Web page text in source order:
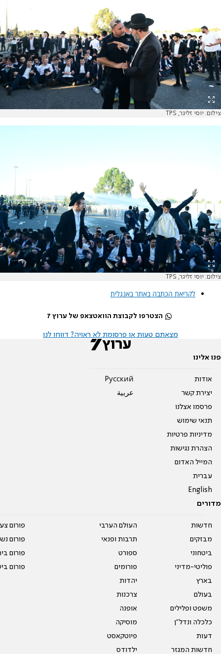
צילום: יוסי זליגר, TPS
צילום: יוסי זליגר, TPS
לקריאת הכתבה באתר באנגלית
הצטרפו לקבוצת הוואטצאפ של ערוץ 7
מצאתם טעות או פרסומת לא ראויה? דווחו לנו
פנו אלינו
אודות
יצירת קשר
פרסמו אצלנו
תנאי שימוש
מדיניות פרטיות
הצהרת נגישות
המייל האדום
עברית
English
Pусский
عربية
מדורים
חדשות
מבזקים
ביטחוני
פוליטי-מדיני
בארץ
בעולם
משפט ופלילים
כלכלה ונדל"ן
דעות
חדשות המגזר
העולם הערבי
תרבות ופנאי
ספורט
פורומים
יהדות
צרכנות
אופנה
מוסיקה
פיוטקאסט
ילדודס
פורום
פורום
פורום
פורום